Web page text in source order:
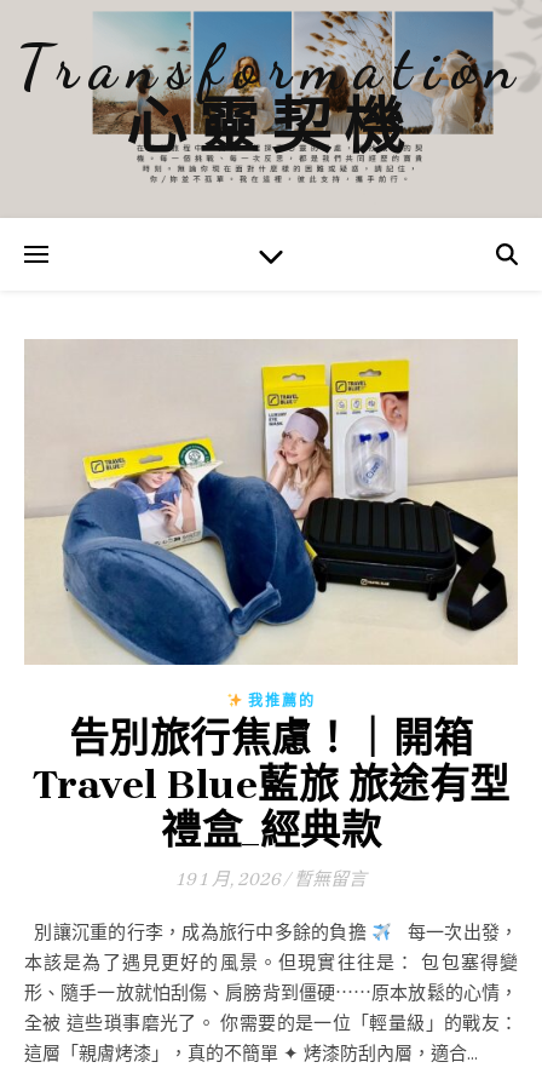
Transformation
心靈契機
我推薦的
告別旅行焦慮！｜開箱
Travel Blue藍旅 旅途有型
禮盒_經典款
19 1 月, 2026 / 暫無留言
別讓沉重的行李，成為旅行中多餘的負擔
每一次出發，
本該是為了遇見更好的風景。但現實往往是： 包包塞得變
形、隨手一放就怕刮傷、肩膀背到僵硬⋯⋯原本放鬆的心情，
全被 這些瑣事磨光了。 你需要的是一位「輕量級」的戰友：
這層「親膚烤漆」，真的不簡單 ✦ 烤漆防刮內層，適合...